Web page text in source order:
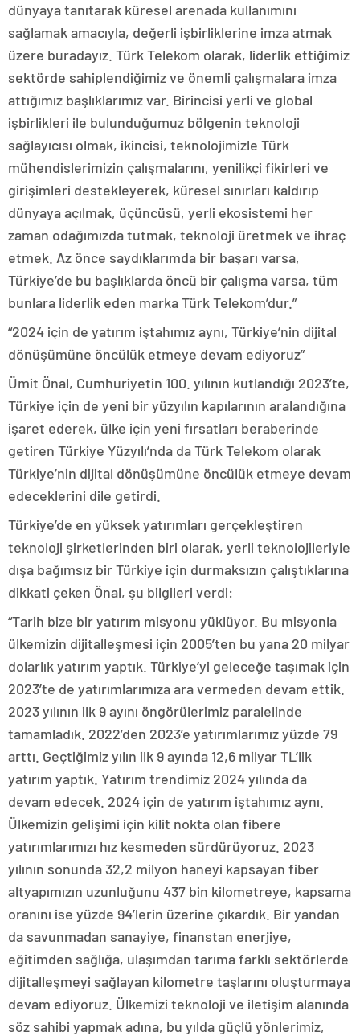
dünyaya tanıtarak küresel arenada kullanımını
sağlamak amacıyla, değerli işbirliklerine imza atmak
üzere buradayız. Türk Telekom olarak, liderlik ettiğimiz
sektörde sahiplendiğimiz ve önemli çalışmalara imza
attığımız başlıklarımız var. Birincisi yerli ve global
işbirlikleri ile bulunduğumuz bölgenin teknoloji
sağlayıcısı olmak, ikincisi, teknolojimizle Türk
mühendislerimizin çalışmalarını, yenilikçi fikirleri ve
girişimleri destekleyerek, küresel sınırları kaldırıp
dünyaya açılmak, üçüncüsü, yerli ekosistemi her
zaman odağımızda tutmak, teknoloji üretmek ve ihraç
etmek. Az önce saydıklarımda bir başarı varsa,
Türkiye’de bu başlıklarda öncü bir çalışma varsa, tüm
bunlara liderlik eden marka Türk Telekom’dur.”
“2024 için de yatırım iştahımız aynı, Türkiye’nin dijital
dönüşümüne öncülük etmeye devam ediyoruz”
Ümit Önal, Cumhuriyetin 100. yılının kutlandığı 2023’te,
Türkiye için de yeni bir yüzyılın kapılarının aralandığına
işaret ederek, ülke için yeni fırsatları beraberinde
getiren Türkiye Yüzyılı’nda da Türk Telekom olarak
Türkiye’nin dijital dönüşümüne öncülük etmeye devam
edeceklerini dile getirdi.
Türkiye’de en yüksek yatırımları gerçekleştiren
teknoloji şirketlerinden biri olarak, yerli teknolojileriyle
dışa bağımsız bir Türkiye için durmaksızın çalıştıklarına
dikkati çeken Önal, şu bilgileri verdi:
“Tarih bize bir yatırım misyonu yüklüyor. Bu misyonla
ülkemizin dijitalleşmesi için 2005’ten bu yana 20 milyar
dolarlık yatırım yaptık. Türkiye’yi geleceğe taşımak için
2023’te de yatırımlarımıza ara vermeden devam ettik.
2023 yılının ilk 9 ayını öngörülerimiz paralelinde
tamamladık. 2022’den 2023’e yatırımlarımız yüzde 79
arttı. Geçtiğimiz yılın ilk 9 ayında 12,6 milyar TL’lik
yatırım yaptık. Yatırım trendimiz 2024 yılında da
devam edecek. 2024 için de yatırım iştahımız aynı.
Ülkemizin gelişimi için kilit nokta olan fibere
yatırımlarımızı hız kesmeden sürdürüyoruz. 2023
yılının sonunda 32,2 milyon haneyi kapsayan fiber
altyapımızın uzunluğunu 437 bin kilometreye, kapsama
oranını ise yüzde 94’lerin üzerine çıkardık. Bir yandan
da savunmadan sanayiye, finanstan enerjiye,
eğitimden sağlığa, ulaşımdan tarıma farklı sektörlerde
dijitalleşmeyi sağlayan kilometre taşlarını oluşturmaya
devam ediyoruz. Ülkemizi teknoloji ve iletişim alanında
söz sahibi yapmak adına, bu yılda güçlü yönlerimiz,